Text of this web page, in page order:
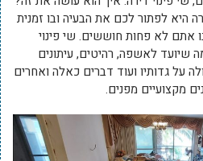
היא לפתור לכם את הבעיה ובו זמנית
אתם לא פחות חוששים. שי פינוי
שיועד לאשפה, רהיטים, עיתונים
על גדותיו ועוד דברים כאלה ואחרים
מקצועיים מפנים.